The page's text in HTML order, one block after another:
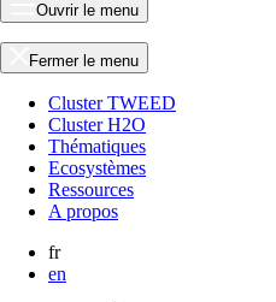
Ouvrir le menu
Fermer le menu
Cluster TWEED
Cluster H2O
Thématiques
Ecosystèmes
Ressources
A propos
fr
en